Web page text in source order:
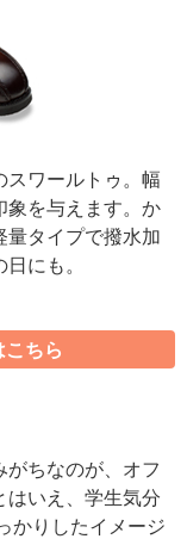
スワールトゥ。幅
象を与えます。か
量タイプで撥水加
にも。
ちら
がちなのが、オフ
はいえ、学生気分
かりしたイメージ